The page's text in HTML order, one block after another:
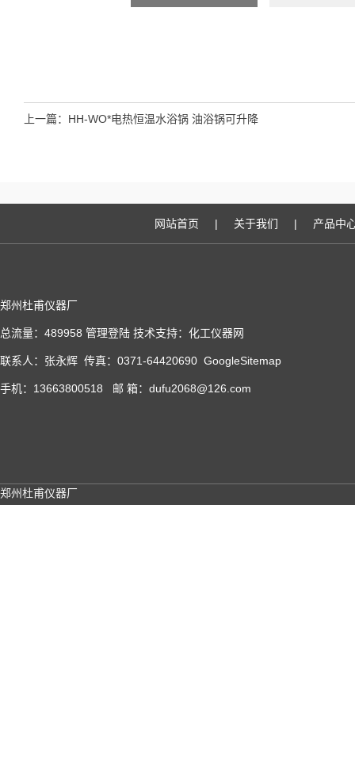
上一篇： HH-WO*电热恒温水浴锅 油浴锅可升降
网站首页 | 关于我们 | 产品中
郑州杜甫仪器厂
总流量：489958 管理登陆 技术支持： 化工仪器网
联系人：张永辉 传真：0371-64420690 GoogleSitemap
手机：13663800518 邮 箱：dufu2068@126.com
郑州杜甫仪器厂